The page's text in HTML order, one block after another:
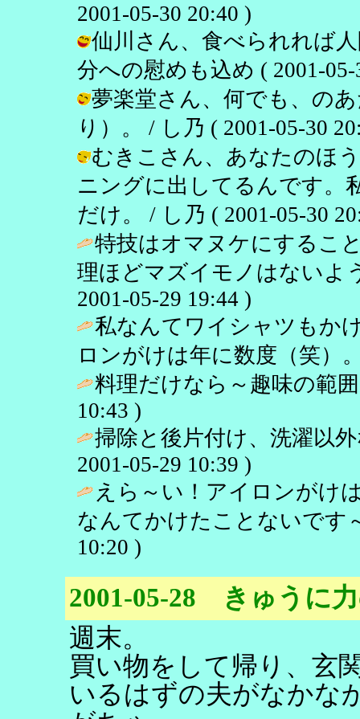
2001-05-30 20:40 )
仙川さん、食べられれば
分への慰めも込め ( 2001-05-
夢楽堂さん、何でも、の
り）。 / し乃 ( 2001-05-30
むきこさん、あなたのほ
ニングに出してるんです。
だけ。 / し乃 ( 2001-05-30
特技はオマヌケにするこ
理ほどマズイモノはないよ
2001-05-29 19:44 )
私なんてワイシャツもか
ロンがけは年に数度（笑）
料理だけなら～趣味の範
10:43 )
掃除と後片付け、洗濯以
2001-05-29 10:39 )
えら～い！アイロンがけ
なんてかけたことないです
10:20 )
2001-05-28 きゅうに
週末。
買い物をして帰り、玄
いるはずの夫がなかな